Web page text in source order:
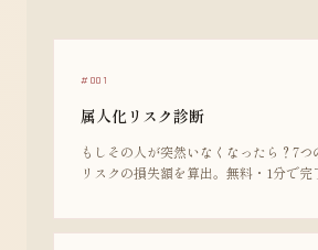
#001
属人化リスク診断
もしその人が突然いなくなったら？7つ
リスクの損失額を算出。無料・1分で完